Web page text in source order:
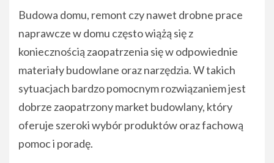
Budowa domu, remont czy nawet drobne prace
naprawcze w domu często wiążą się z
koniecznością zaopatrzenia się w odpowiednie
materiały budowlane oraz narzędzia. W takich
sytuacjach bardzo pomocnym rozwiązaniem jest
dobrze zaopatrzony market budowlany, który
oferuje szeroki wybór produktów oraz fachową
pomoc i poradę.